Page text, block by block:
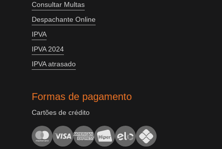
Consultar Multas
Despachante Online
IPVA
IPVA 2024
IPVA atrasado
Formas de pagamento
Cartões de crédito